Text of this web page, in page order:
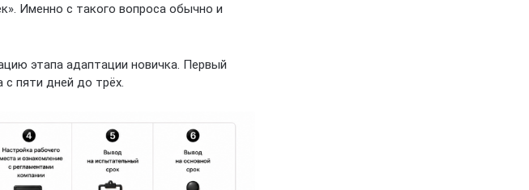
Именно с такого вопроса обычно и
этапа адаптации новичка. Первый
пяти дней до трёх.